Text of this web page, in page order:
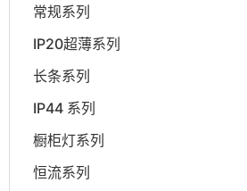
常规系列
IP20超薄系列
长条系列
IP44 系列
橱柜灯系列
恒流系列